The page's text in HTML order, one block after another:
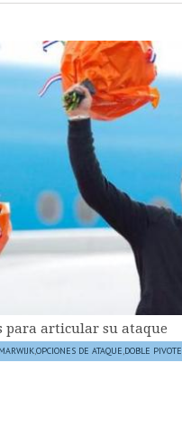
para articular su ataque
,OPCIONES DE ATAQUE,DOBLE PIVOTE